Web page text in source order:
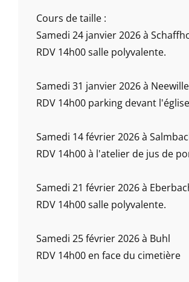
Cours de taille :
Samedi 24 janvier 2026 à
RDV 14h00 salle polyvalente.
Samedi 31 janvier 2026 à
RDV 14h00 parking devant l'église
Samedi 14 février 2026 à
RDV 14h00 à l'atelier de jus de
Samedi 21 février 2026 à
RDV 14h00 salle polyvalente.
Samedi 25 février 2026 à Buhl
RDV 14h00 en face du cimetière